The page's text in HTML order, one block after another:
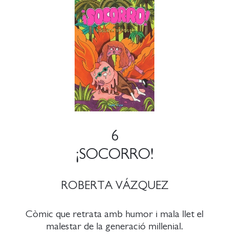
6
¡SOCORRO!
ROBERTA VÁZQUEZ
Còmic que retrata amb humor i mala llet el
malestar de la generació millenial.